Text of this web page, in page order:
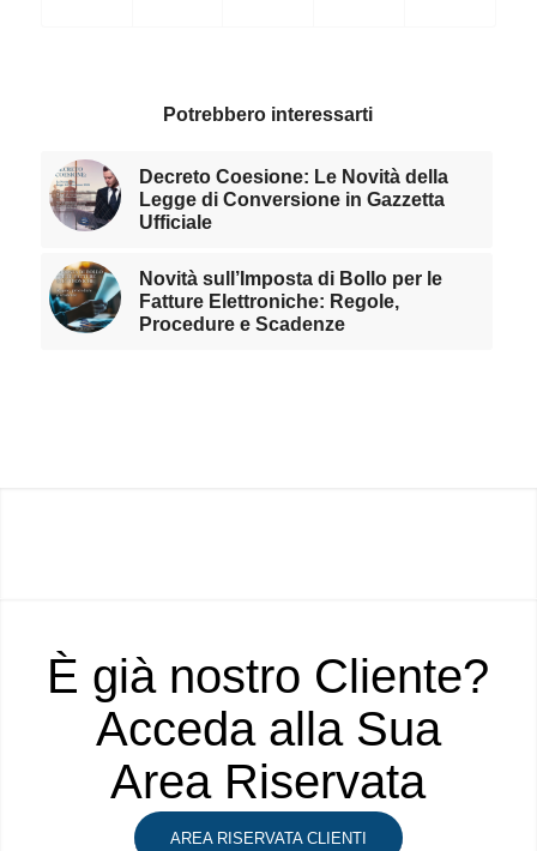
Potrebbero interessarti
Decreto Coesione: Le Novità della
Legge di Conversione in Gazzetta
Ufficiale
Novità sull’Imposta di Bollo per le
Fatture Elettroniche: Regole,
Procedure e Scadenze
È già nostro Cliente?
Acceda alla Sua
Area Riservata
AREA RISERVATA CLIENTI